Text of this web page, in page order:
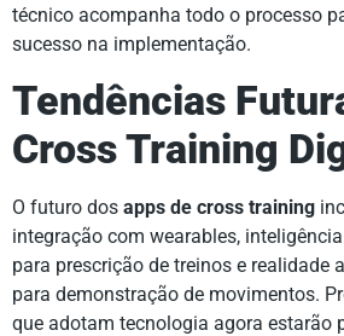
técnico acompanha todo o processo
sucesso na implementação.
Tendências
Cross Training
O futuro dos apps de cross training
integração com wearables,
para prescrição de treinos e realidade
para demonstração de movimentos.
que adotam tecnologia agora estarão